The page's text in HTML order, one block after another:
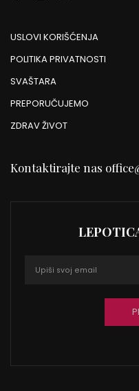
USLOVI KORIŠĆENJA
POLITIKA PRIVATNOSTI
SVAŠTARA
PREPORUČUJEMO
ZDRAV ŽIVOT
Kontaktirajte nas